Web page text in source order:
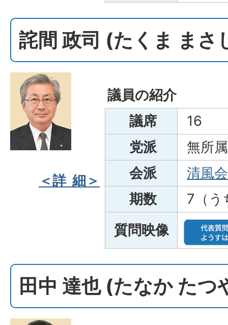
詫間 政司 (たくま まさ
＜詳 細＞
議員の紹介
議席
16
党派
無所属
会派
清風会
期数
7（う
質問映像
田中 達也 (たなか たつ